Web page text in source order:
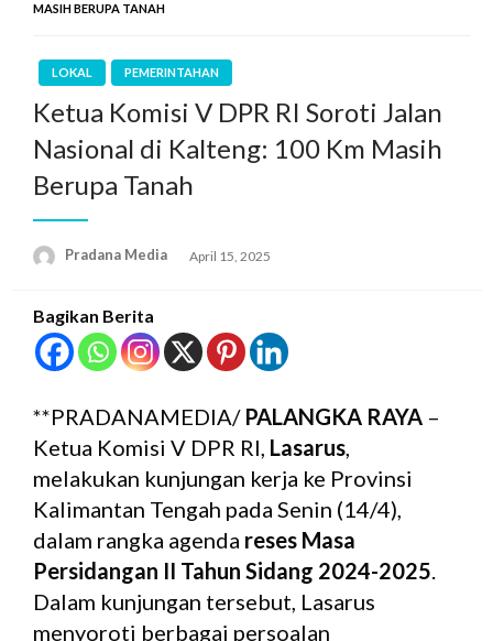
MASIH BERUPA TANAH
LOKAL PEMERINTAHAN
Ketua Komisi V DPR RI Soroti Jalan
Nasional di Kalteng: 100 Km Masih
Berupa Tanah
Pradana Media April 15, 2025
Bagikan Berita
**PRADANAMEDIA/ PALANGKA RAYA –
Ketua Komisi V DPR RI, Lasarus,
melakukan kunjungan kerja ke Provinsi
Kalimantan Tengah pada Senin (14/4),
dalam rangka agenda reses Masa
Persidangan II Tahun Sidang 2024-2025.
Dalam kunjungan tersebut, Lasarus
menyoroti berbagai persoalan